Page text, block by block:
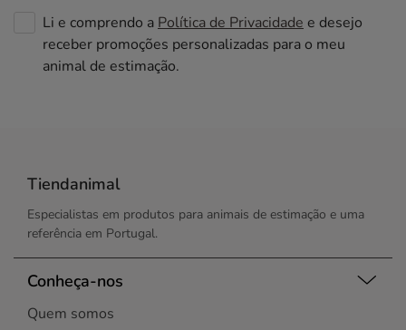
Li e comprendo a Política de Privacidade e desejo
receber promoções personalizadas para o meu
animal de estimação.
Tiendanimal
Especialistas em produtos para animais de estimação e uma
referência em Portugal.
Conheça-nos
Quem somos